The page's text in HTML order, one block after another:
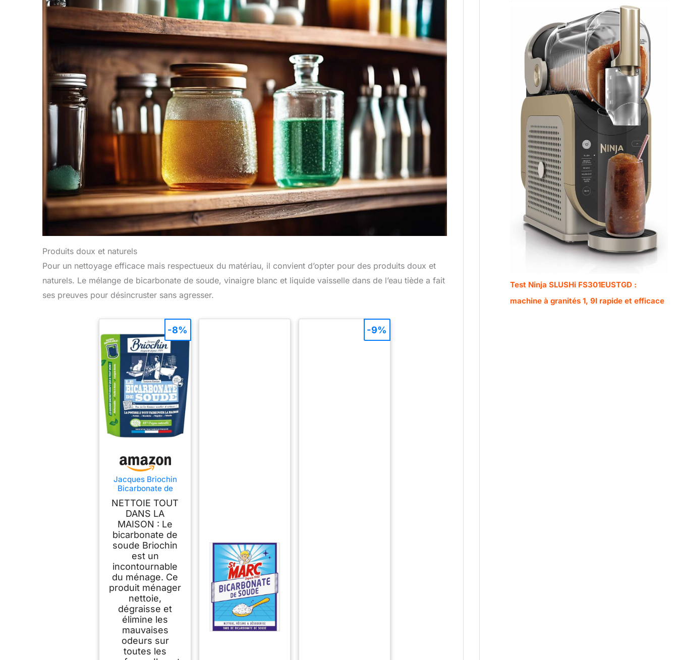
Produits doux et naturels
Pour un nettoyage efficace mais respectueux du matériau, il convient d’opter pour des produits doux et
naturels. Le mélange de bicarbonate de soude, vinaigre blanc et liquide vaisselle dans de l’eau tiède a fait
ses preuves pour désincruster sans agresser.
Jacques Briochin
Bicarbonate de
Soude en Poudre
ECOCERT 900g
Maxi Format -
Nettoyant Multi
Surface Naturel,
Anti Mauvaises
Odeurs - Sachet
Refermable
,L'emballage peut
varier
NETTOIE TOUT
DANS LA
MAISON : Le
bicarbonate de
soude Briochin
est un
incontournable
du ménage. Ce
produit ménager
nettoie,
dégraisse et
élimine les
mauvaises
odeurs sur
toutes les
-8% -9%
Test Ninja SLUSHi FS301EUSTGD :
machine à granités 1, 9l rapide et efficace